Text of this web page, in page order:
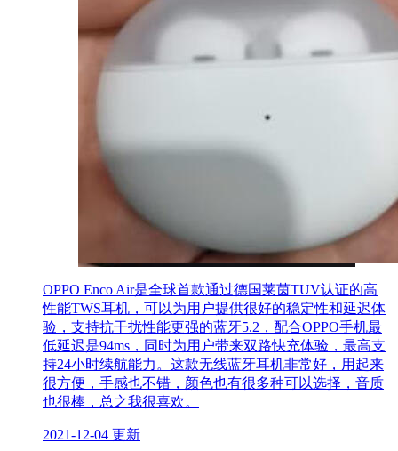
OPPO Enco Air是全球首款通过德国莱茵TUV认证的高
性能TWS耳机，可以为用户提供很好的稳定性和延迟体
验，支持抗干扰性能更强的蓝牙5.2，配合OPPO手机最
低延迟是94ms，同时为用户带来双路快充体验，最高支
持24小时续航能力。这款无线蓝牙耳机非常好，用起来
很方便，手感也不错，颜色也有很多种可以选择，音质
也很棒，总之我很喜欢。
2021-12-04 更新